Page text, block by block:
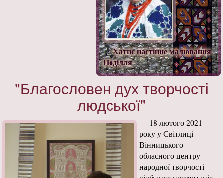
Хатнє настінне малювання
Поділля
"Благословен дух творчості
людської"
18 лютого 2021
року у Світлиці
Вінницького
обласного центру
народної творчості